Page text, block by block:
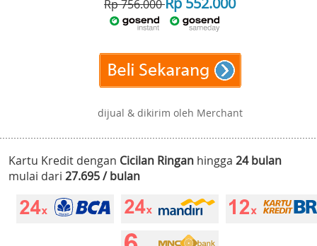
Rp 756.000
dijual & dikirim oleh Merchant
Kartu Kredit dengan Cicilan Ringan hingga 24 bulan
mulai dari 27.695 / bulan